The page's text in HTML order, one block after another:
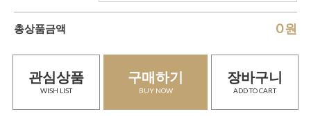
총상품금액 0원
관심상품
WISH LIST
구매하기
BUY NOW
장바구니
ADD TO CART